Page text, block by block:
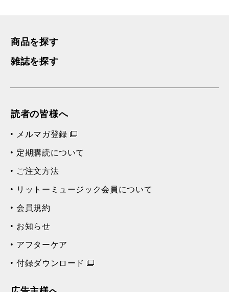
商品を探す
雑誌を探す
読者の皆様へ
メルマガ登録
定期購読について
ご注文方法
リットーミュージック会員について
会員規約
お知らせ
アフターケア
付録ダウンロード